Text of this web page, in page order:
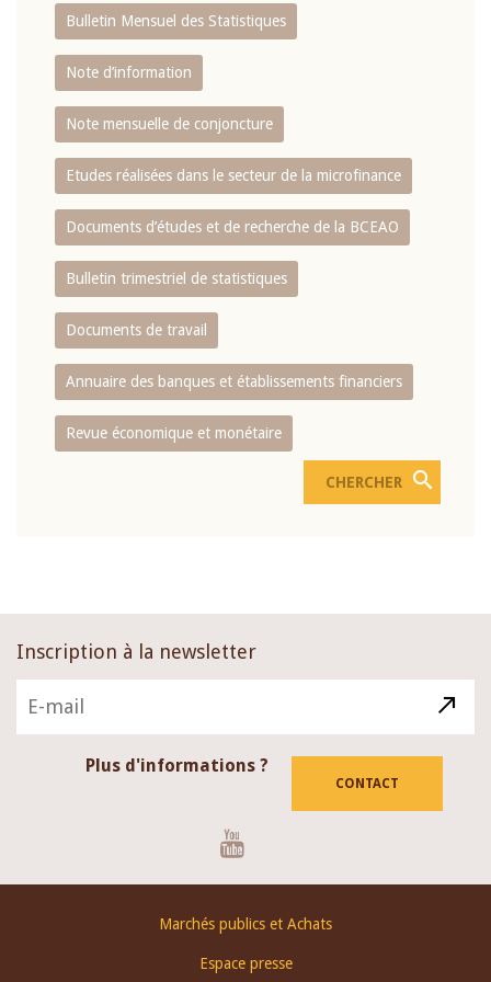
Bulletin Mensuel des Statistiques
Note d’information
Note mensuelle de conjoncture
Etudes réalisées dans le secteur de la microfinance
Documents d’études et de recherche de la BCEAO
Bulletin trimestriel de statistiques
Documents de travail
Annuaire des banques et établissements financiers
Revue économique et monétaire
Inscription à la newsletter
Plus d'informations ?
CONTACT
Marchés publics et Achats
Espace presse